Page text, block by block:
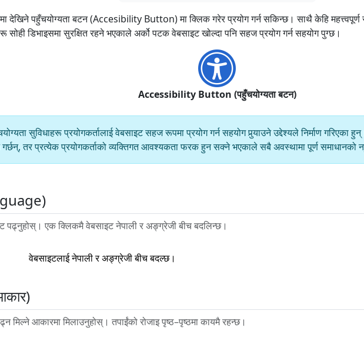
देखिने पहुँचयोग्यता बटन (Accesibility Button) मा क्लिक गरेर प्रयोग गर्न सकिन्छ। साथै केहि महत्त्वपूर्ण
सोही डिभाइसमा सुरक्षित रहने भएकाले अर्को पटक वेबसाइट खोल्दा पनि सहज प्रयोग गर्न सहयोग पुग्छ।
Accessibility Button (पहुँचयोग्यता बटन)
सुविधाहरू प्रयोगकर्तालाई वेबसाइट सहज रूपमा प्रयोग गर्न सहयोग पुर्‍याउने उद्देश्यले निर्माण गरिएका
तर प्रत्येक प्रयोगकर्ताको व्यक्तिगत आवश्यकता फरक हुन सक्ने भएकाले सबै अवस्थामा पूर्ण समाधानको
पढ्नुहोस्। एक क्लिकमै वेबसाइट नेपाली र अङ्ग्रेजी बीच बदलिन्छ।
वेबसाइटलाई नेपाली र अङ्ग्रेजी बीच बदल्छ।
मिल्ने आकारमा मिलाउनुहोस्। तपाईंको रोजाइ पृष्ठ–पृष्ठमा कायमै रहन्छ।